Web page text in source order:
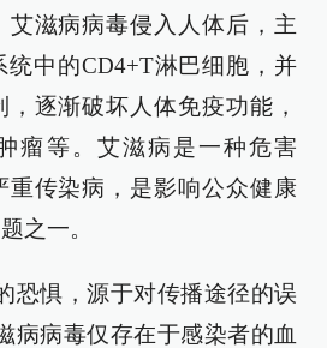
艾滋病病毒侵入人体后，主
中的CD4+T淋巴细胞，并
逐渐破坏人体免疫功能，
瘤等。艾滋病是一种危害
重传染病，是影响公众健康
之一。
恐惧，源于对传播途径的误
病病毒仅存在于感染者的血